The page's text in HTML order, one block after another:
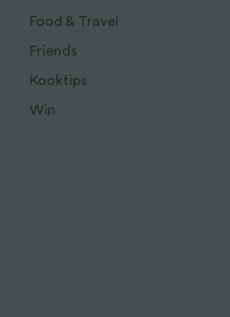
Food & Travel
Friends
Kooktips
Win